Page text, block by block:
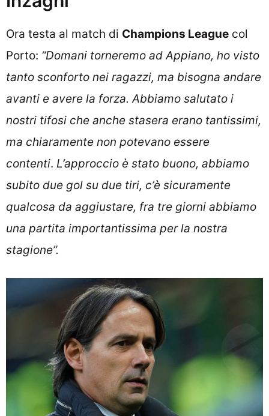
Ora testa al match di Champions League col
Porto: “Domani torneremo ad Appiano, ho visto
tanto sconforto nei ragazzi, ma bisogna andare
avanti e avere la forza. Abbiamo salutato i
nostri tifosi che anche stasera erano tantissimi,
ma chiaramente non potevano essere
contenti. L’approccio è stato buono, abbiamo
subito due gol su due tiri, c’è sicuramente
qualcosa da aggiustare, fra tre giorni abbiamo
una partita importantissima per la nostra
stagione”.